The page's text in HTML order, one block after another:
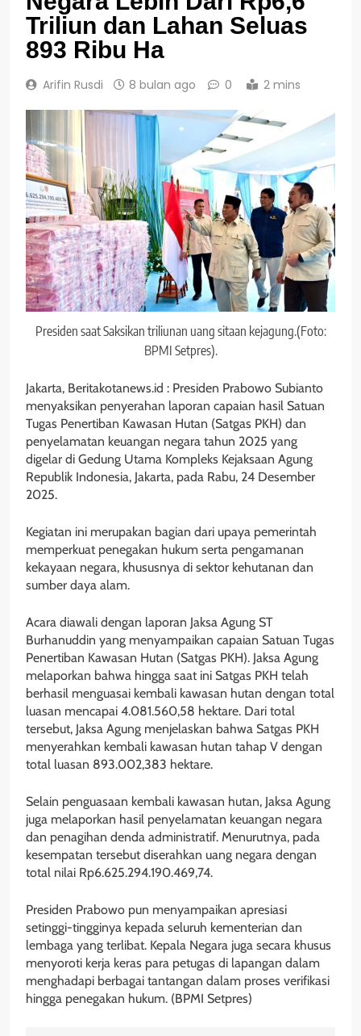
Triliun dan Lahan Seluas
893 Ribu Ha
Arifin Rusdi 8 bulan ago 0 2 mins
Presiden saat Saksikan triliunan uang sitaan kejagung.(Foto:
BPMI Setpres).
Jakarta, Beritakotanews.id : Presiden Prabowo Subianto
menyaksikan penyerahan laporan capaian hasil Satuan
Tugas Penertiban Kawasan Hutan (Satgas PKH) dan
penyelamatan keuangan negara tahun 2025 yang
digelar di Gedung Utama Kompleks Kejaksaan Agung
Republik Indonesia, Jakarta, pada Rabu, 24 Desember
2025.
Kegiatan ini merupakan bagian dari upaya pemerintah
memperkuat penegakan hukum serta pengamanan
kekayaan negara, khususnya di sektor kehutanan dan
sumber daya alam.
Acara diawali dengan laporan Jaksa Agung ST
Burhanuddin yang menyampaikan capaian Satuan Tugas
Penertiban Kawasan Hutan (Satgas PKH). Jaksa Agung
melaporkan bahwa hingga saat ini Satgas PKH telah
berhasil menguasai kembali kawasan hutan dengan total
luasan mencapai 4.081.560,58 hektare. Dari total
tersebut, Jaksa Agung menjelaskan bahwa Satgas PKH
menyerahkan kembali kawasan hutan tahap V dengan
total luasan 893.002,383 hektare.
Selain penguasaan kembali kawasan hutan, Jaksa Agung
juga melaporkan hasil penyelamatan keuangan negara
dan penagihan denda administratif. Menurutnya, pada
kesempatan tersebut diserahkan uang negara dengan
total nilai Rp6.625.294.190.469,74.
Presiden Prabowo pun menyampaikan apresiasi
setinggi-tingginya kepada seluruh kementerian dan
lembaga yang terlibat. Kepala Negara juga secara khusus
menyoroti kerja keras para petugas di lapangan dalam
menghadapi berbagai tantangan dalam proses verifikasi
hingga penegakan hukum. (BPMI Setpres)